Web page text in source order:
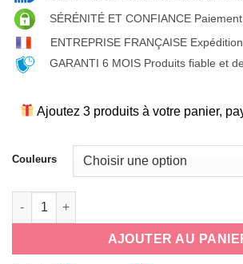
SÉRÉNITÉ ET CONFIANCE
ENTREPRISE FRANÇAISE
GARANTI 6 MOIS Produits fiable et
Ajoutez 3 produits à votre panier,
Couleurs
quantité de Coque de protection
AJOUTER AU